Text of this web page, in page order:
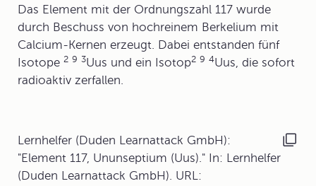
Das Element mit der Ordnungszahl 117 wurde
durch Beschuss von hochreinem Berkelium mit
Calcium-Kernen erzeugt. Dabei entstanden fünf
Isotope 2 9 3Uus und ein Isotop2 9 4Uus, die sofort
radioaktiv zerfallen.
Lernhelfer (Duden Learnattack GmbH):
"Element 117, Ununseptium (Uus)." In: Lernhelfer
(Duden Learnattack GmbH). URL: